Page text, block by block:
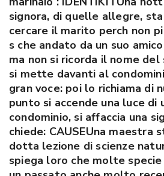
signora, di quelle allegre, sta
cercare il marito perch non
s che andato da un suo
ma non si ricorda il nome del
si mette davanti al
gran voce: poi lo richiama di
punto si accende una luce di
condominio, si affaccia una
chiede: CAUSEUna maestra
dotta lezione di scienze
spiega loro che molte specie